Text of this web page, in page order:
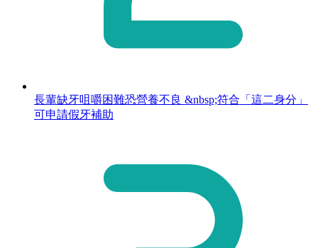
長輩缺牙咀嚼困難恐營養不良 &nbsp;符合「這二身分」
可申請假牙補助